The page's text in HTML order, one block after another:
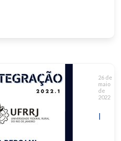
26 de
maio
de
2022
I